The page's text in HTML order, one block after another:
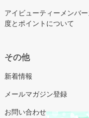
アイビューティーメンバー
度とポイントについて
その他
新着情報
メールマガジン登録
お問い合わせ